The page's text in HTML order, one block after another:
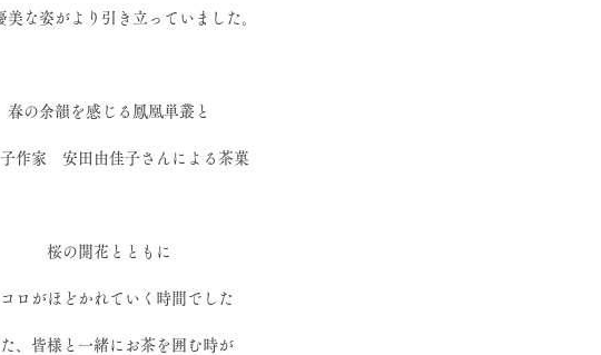
美な姿がより引き立っていました。
春の余韻を感じる鳳凰単叢と
作家　安田由佳子さんによる茶菓
桜の開花とともに
コロがほどかれていく時間でした
た、皆様と一緒にお茶を囲む時が